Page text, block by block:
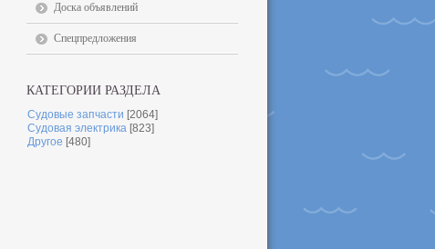
Доска объявлений
Спецпредложения
КАТЕГОРИИ РАЗДЕЛА
Судовые запчасти [2064]
Судовая электрика [823]
Другое [480]